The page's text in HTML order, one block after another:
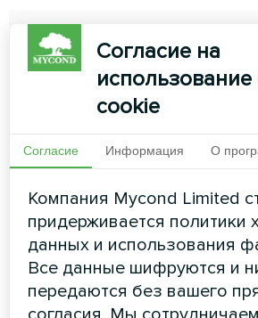
Фанкойл
MCFF
Фанкойл MCFF станет не только
элементом декора, но и прибором
или обогрева воздуха,
Согласие на
cookie
Согласие Информация О
Компания Mycond Limited
придерживается политики
данных и использования
Все данные шифруются и
передаются без вашего